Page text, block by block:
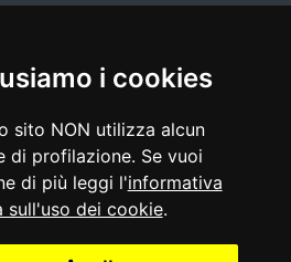
i cookies
sito NON utilizza alcun
di profilazione. Se vuoi
di più leggi l'informativa
sull'uso dei cookie.
legali |glossario
policy
|feedback
cookie